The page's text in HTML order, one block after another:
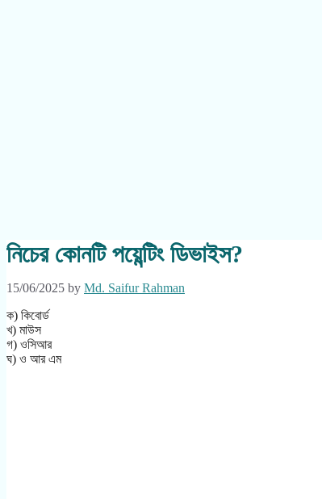
নিচের কোনটি পয়েন্টিং ডিভাইস?
15/06/2025 by Md. Saifur Rahman
ক) কিবোর্ড
খ) মাউস
গ) ওসিআর
ঘ) ও আর এম